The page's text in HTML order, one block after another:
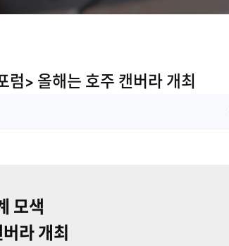
> 올해는 호주 캔버라 개최
모색
라 개최